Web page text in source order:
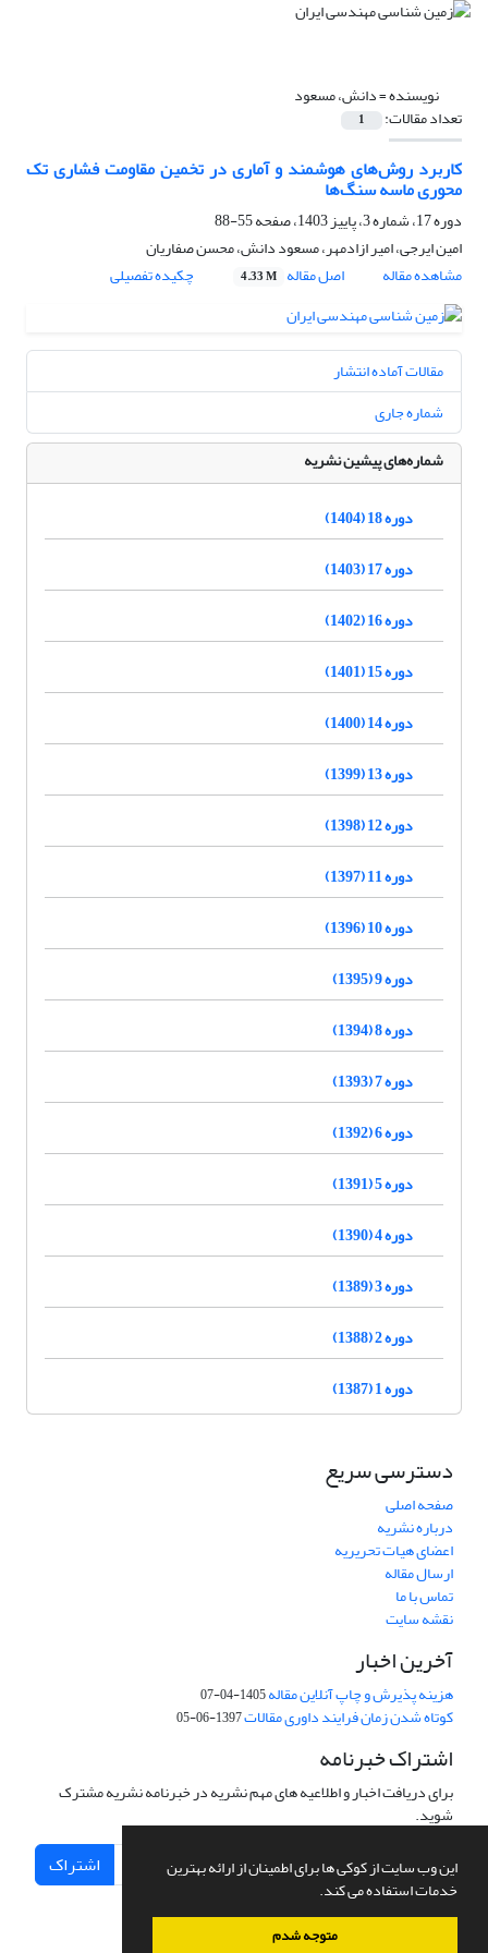
این وب سایت از کوکی ها برای اطمینان از ارائه بهترین
خدمات استفاده می کند.
متوجه شدم
نویسنده =دانش، مسعود
تعداد مقالات: 1
کاربرد روش‌های هوشمند و آماری در تخمین مقاومت فشاری تک
محوری ماسه سنگ‌ها
دوره 17، شماره 3، پاییز 1403، صفحه
55-88
امین ایرجی، امیر ازادمهر، مسعود دانش، محسن صفاریان
مشاهده مقاله
اصل مقاله 4.33 M چکیده تفصیلی
مقالات آماده انتشار
شماره جاری
شماره‌های پیشین نشریه
دوره 18 (1404)
دوره 17 (1403)
دوره 16 (1402)
دوره 15 (1401)
دوره 14 (1400)
دوره 13 (1399)
دوره 12 (1398)
دوره 11 (1397)
دوره 10 (1396)
دوره 9 (1395)
دوره 8 (1394)
دوره 7 (1393)
دوره 6 (1392)
دوره 5 (1391)
دوره 4 (1390)
دوره 3 (1389)
دوره 2 (1388)
دوره 1 (1387)
دسترسی سریع
صفحه اصلی
درباره نشریه
اعضای هیات تحریریه
ارسال مقاله
تماس با ما
نقشه سایت
آخرین اخبار
هزینه پذیرش و چاپ آنلاین مقاله1405-04-07
کوتاه شدن زمان فرایند داوری مقالات1397-06-05
اشتراک خبرنامه
برای دریافت اخبار و اطلاعیه های مهم نشریه در خبرنامه نشریه مشترک
شوید.
اشتراک